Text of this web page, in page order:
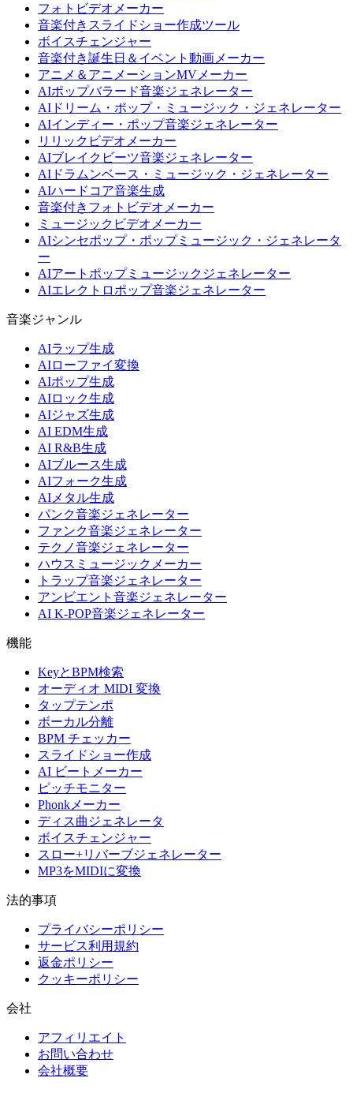
フォトビデオメーカー
音楽付きスライドショー作成ツール
ボイスチェンジャー
音楽付き誕生日＆イベント動画メーカー
アニメ＆アニメーションMVメーカー
AIポップバラード音楽ジェネレーター
AIドリーム・ポップ・ミュージック・ジェネレーター
AIインディー・ポップ音楽ジェネレーター
リリックビデオメーカー
AIブレイクビーツ音楽ジェネレーター
AIドラムンベース・ミュージック・ジェネレーター
AIハードコア音楽生成
音楽付きフォトビデオメーカー
ミュージックビデオメーカー
AIシンセポップ・ポップミュージック・ジェネレータ
ー
AIアートポップミュージックジェネレーター
AIエレクトロポップ音楽ジェネレーター
音楽ジャンル
AIラップ生成
AIローファイ変換
AIポップ生成
AIロック生成
AIジャズ生成
AI EDM生成
AI R&B生成
AIブルース生成
AIフォーク生成
AIメタル生成
パンク音楽ジェネレーター
ファンク音楽ジェネレーター
テクノ音楽ジェネレーター
ハウスミュージックメーカー
トラップ音楽ジェネレーター
アンビエント音楽ジェネレーター
AI K-POP音楽ジェネレーター
機能
KeyとBPM検索
オーディオ MIDI 変換
タップテンポ
ボーカル分離
BPM チェッカー
スライドショー作成
AI ビートメーカー
ピッチモニター
Phonkメーカー
ディス曲ジェネレータ
ボイスチェンジャー
スロー+リバーブジェネレーター
MP3をMIDIに変換
法的事項
プライバシーポリシー
サービス利用規約
返金ポリシー
クッキーポリシー
会社
アフィリエイト
お問い合わせ
会社概要